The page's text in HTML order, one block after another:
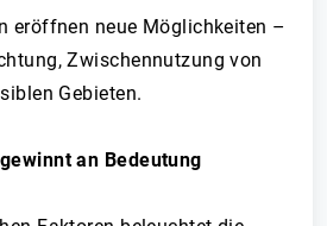
eröffnen neue Möglichkeiten –
Zwischennutzung von
Gebieten.
an Bedeutung